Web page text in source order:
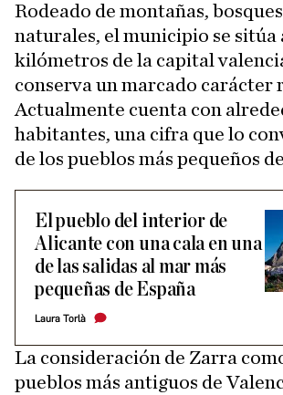
Rodeado de montañas,
naturales, el municipio se sitúa
kilómetros de la capital
conserva un marcado carácter
Actualmente cuenta con
habitantes, una cifra que lo
de los pueblos más pequeños
El pueblo del interior de
Alicante con una cala en una
de las salidas al mar más
pequeñas de España
Laura Torlà
La consideración de Zarra
pueblos más antiguos de